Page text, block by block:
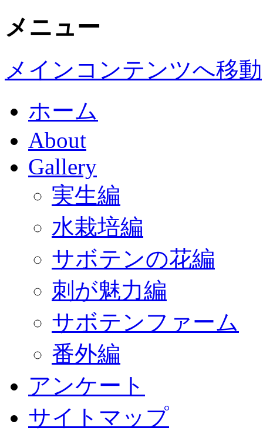
メニュー
メインコンテンツへ移動
ホーム
About
Gallery
実生編
水栽培編
サボテンの花編
刺が魅力編
サボテンファーム
番外編
アンケート
サイトマップ